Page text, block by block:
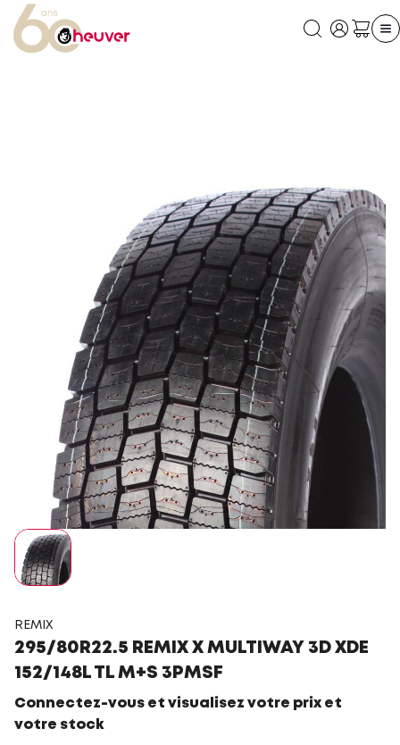
REMIX
295/80R22.5 REMIX X MULTIWAY 3D XDE
152/148L TL M+S 3PMSF
Connectez-vous et visualisez votre prix et
votre stock